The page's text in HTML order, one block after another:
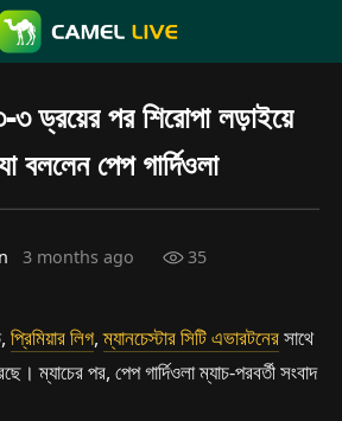
৩ ড্রয়ের পর শিরোপা লড়াইয়ে
বললেন পেপ গার্দিওলা
3 months ago 35
প্রিমিয়ার লিগ,ম্যানচেস্টার সিটিএভারটনেরসাথে
ম্যাচের পর, পেপ গার্দিওলা ম্যাচ-পরবর্তী সংবাদ